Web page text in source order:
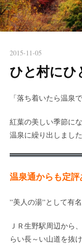
2015-11-05
ひと村にひ
「落ち着いたら温泉
紅葉の美しい季節に
温泉に繰り出しました
温泉通からも定
”美人の湯”として有
ＪＲ生野駅周辺から
らい長～い山道を抜